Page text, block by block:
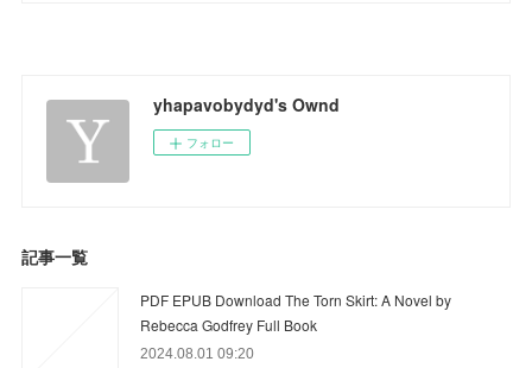
yhapavobydyd's Ownd
フォロー
記事一覧
PDF EPUB Download The Torn Skirt: A Novel by
Rebecca Godfrey Full Book
2024.08.01 09:20